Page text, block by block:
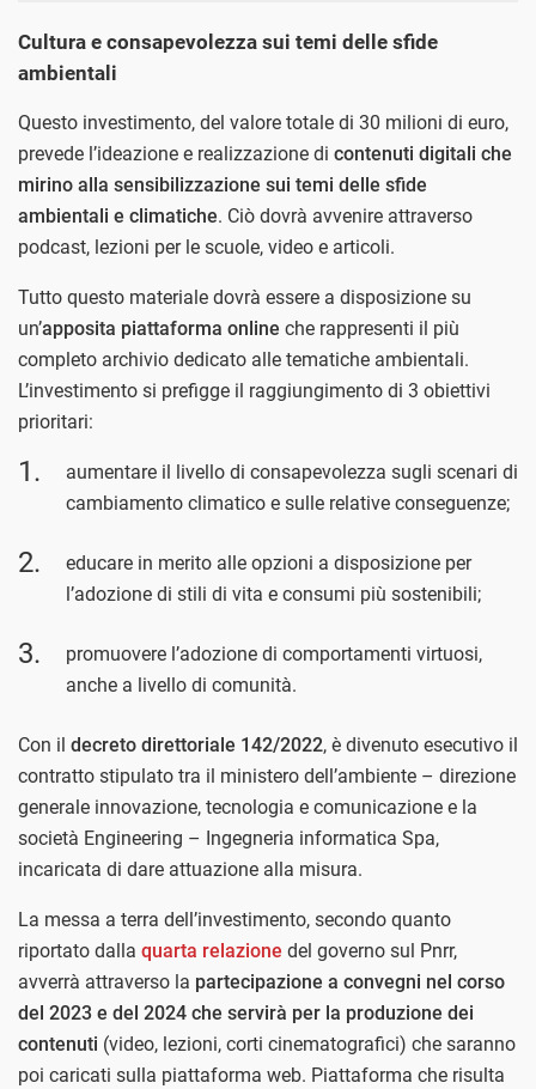
Cultura e consapevolezza sui temi delle sfide
ambientali
Questo investimento, del valore totale di 30 milioni di euro,
prevede l’ideazione e realizzazione di contenuti digitali che
mirino alla sensibilizzazione sui temi delle sfide
ambientali e climatiche. Ciò dovrà avvenire attraverso
podcast, lezioni per le scuole, video e articoli.
Tutto questo materiale dovrà essere a disposizione su
un’apposita piattaforma online che rappresenti il più
completo archivio dedicato alle tematiche ambientali.
L’investimento si prefigge il raggiungimento di 3 obiettivi
prioritari:
aumentare il livello di consapevolezza sugli scenari di
cambiamento climatico e sulle relative conseguenze;
educare in merito alle opzioni a disposizione per
l’adozione di stili di vita e consumi più sostenibili;
promuovere l’adozione di comportamenti virtuosi,
anche a livello di comunità.
Con il decreto direttoriale 142/2022, è divenuto esecutivo il
contratto stipulato tra il ministero dell’ambiente – direzione
generale innovazione, tecnologia e comunicazione e la
società Engineering – Ingegneria informatica Spa,
incaricata di dare attuazione alla misura.
La messa a terra dell’investimento, secondo quanto
riportato dalla quarta relazione del governo sul Pnrr,
avverrà attraverso la partecipazione a convegni nel corso
del 2023 e del 2024 che servirà per la produzione dei
contenuti (video, lezioni, corti cinematografici) che saranno
poi caricati sulla piattaforma web. Piattaforma che risulta